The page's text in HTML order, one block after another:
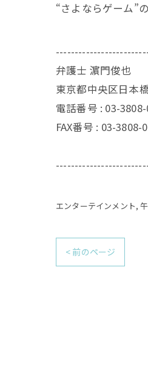
“さよならゲーム”
弁護士 濵門俊也
東京都中央区日本
電話番号 : 03-
FAX番号 : 03-3808-
エンターテインメント
< 前のページ